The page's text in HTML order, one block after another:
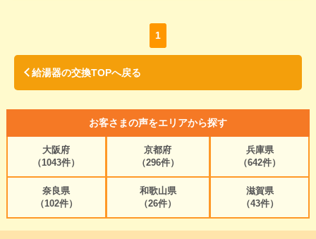
1
給湯器の交換TOPへ戻る
お客さまの声をエリアから探す
大阪府
（1043件）
京都府
（296件）
兵庫県
（642件）
奈良県
（102件）
和歌山県
（26件）
滋賀県
（43件）